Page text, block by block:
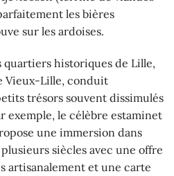
les bières
sur les ardoises.
quartiers historiques de Lille,
Vieux-Lille, conduit
trésors souvent dissimulés
exemple, le célèbre estaminet
une immersion dans
siècles avec une offre
artisanalement et une carte